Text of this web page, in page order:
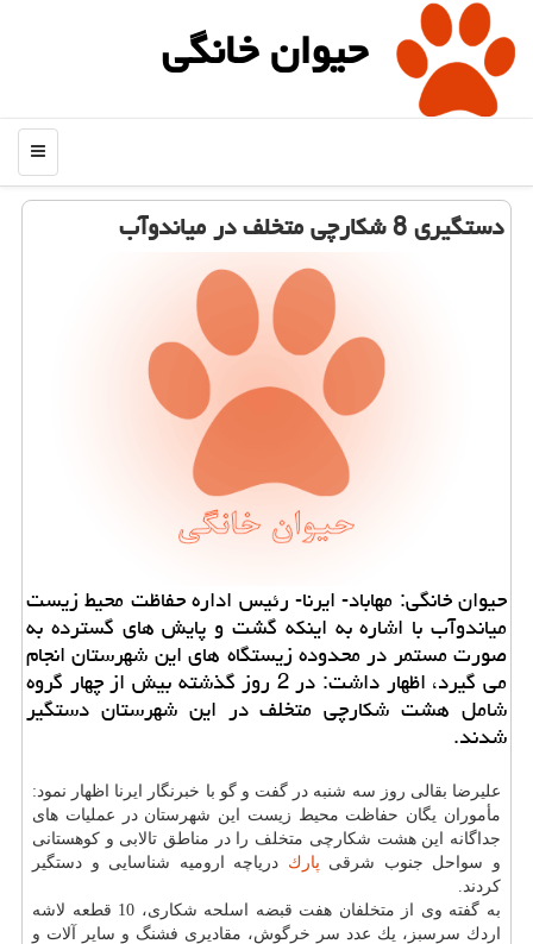
حیوان خانگی
منو
دستگیری 8 شكارچی متخلف در میاندوآب
حیوان خانگی: مهاباد- ایرنا- رئیس اداره حفاظت محیط زیست
میاندوآب با اشاره به اینكه گشت و پایش های گسترده به
صورت مستمر در محدوده زیستگاه های این شهرستان انجام
می گیرد، اظهار داشت: در 2 روز گذشته بیش از چهار گروه
شامل هشت شكارچی متخلف در این شهرستان دستگیر
شدند.
علیرضا بقالی روز سه شنبه در گفت و گو با خبرنگار ایرنا اظهار نمود:
مأموران یگان حفاظت محیط زیست این شهرستان در عملیات های
جداگانه این هشت شكارچی متخلف را در مناطق تالابی و كوهستانی
و سواحل جنوب شرقی پارك دریاچه ارومیه شناسایی و دستگیر
كردند.
به گفته وی از متخلفان هفت قبضه اسلحه شكاری، 10 قطعه لاشه
اردك سرسبز، یك عدد سر خرگوش، مقادیری فشنگ و سایر آلات و